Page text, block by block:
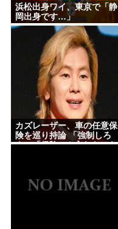
浜松出身ワイ、東京で「静
岡出身です…」
カズレーザー、車の任意保
険を巡り持論 「強制しろ
よ」「保険にも入れないヤ